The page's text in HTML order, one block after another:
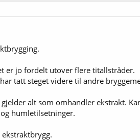
er jo fordelt utover flere titallstråder.
tatt steget videre til andre
alt som omhandler ekstrakt.
humletilsetninger.